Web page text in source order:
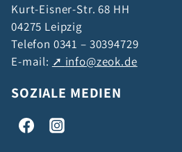
Kurt-Eisner-Str. 68 HH
04275 Leipzig
Telefon 0341 – 30394729
E-mail:
info@zeok.de
SOZIALE MEDIEN